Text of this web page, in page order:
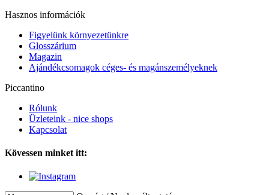
Hasznos információk
Figyelünk környezetünkre
Glosszárium
Magazin
Ajándékcsomagok céges- és magánszemélyeknek
Piccantino
Rólunk
Üzleteink - nice shops
Kapcsolat
Kövessen minket itt: